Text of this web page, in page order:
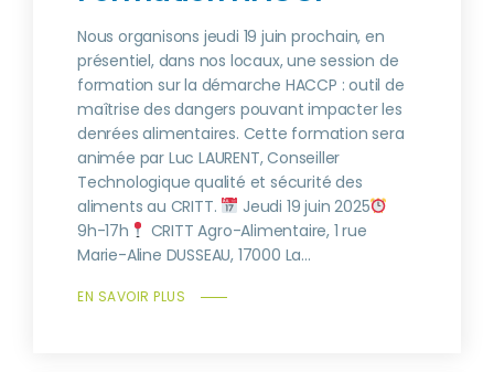
Nous organisons jeudi 19 juin prochain, en
présentiel, dans nos locaux, une session de
formation sur la démarche HACCP : outil de
maîtrise des dangers pouvant impacter les
denrées alimentaires. Cette formation sera
animée par Luc LAURENT, Conseiller
Technologique qualité et sécurité des
aliments au CRITT.
Jeudi 19 juin 2025
9h-17h
CRITT Agro-Alimentaire, 1 rue
Marie-Aline DUSSEAU, 17000 La...
EN SAVOIR PLUS